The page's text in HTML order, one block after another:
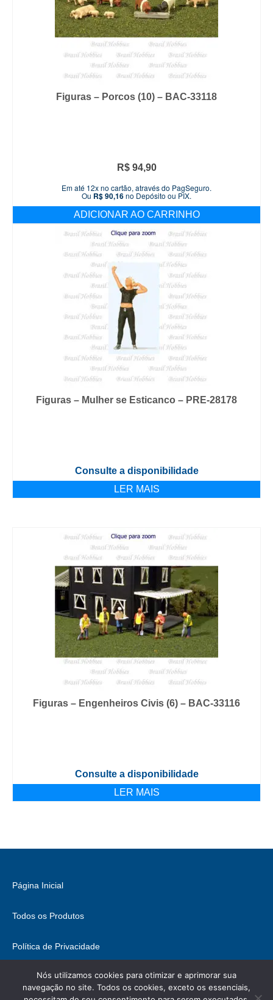
Figuras – Porcos (10) – BAC-33118
R$94,90
Em até 12x no cartão, através do PagSeguro.
Ou R$90,16no Depósito ou PIX.
ADICIONAR AO CARRINHO
Figuras – Mulher se Esticanco – PRE-28178
Consulte a disponibilidade
LER MAIS
Figuras – Engenheiros Civis (6) – BAC-33116
Consulte a disponibilidade
LER MAIS
Página Inicial
Todos os Produtos
Política de Privacidade
Fale Conosco
Nós utilizamos cookies para otimizar e aprimorar sua
navegação no site. Todos os cookies, exceto os essenciais,